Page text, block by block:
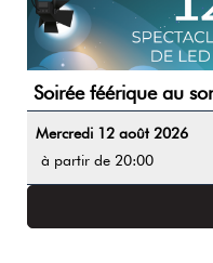
Soirée féérique au
Mercredi 12 août 2026
à partir de 20:00